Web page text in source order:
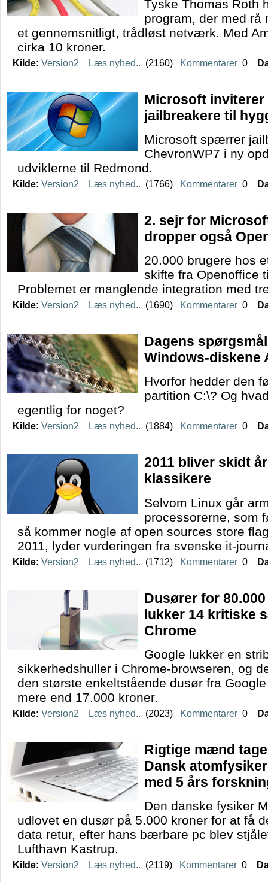
Tyske Thomas Roth
program, der med rå
et gennemsnitligt, trådløst netværk. Med
cirka 10 kroner.
Kilde: Version2 Læs nyhed.. (2160) Kommentarer 0
Microsoft inviterer
jailbreakere til
Microsoft spærrer
ChevronWP7 i ny
udviklerne til Redmond.
Kilde: Version2 Læs nyhed.. (1766) Kommentarer 0
2. sejr for
dropper også
20.000 brugere hos
skifte fra Openoffice
Problemet er manglende integration med
Kilde: Version2 Læs nyhed.. (1690) Kommentarer 0
Dagens
Windows-diskene
Hvorfor hedder den
partition C:\? Og
egentlig for noget?
Kilde: Version2 Læs nyhed.. (1884) Kommentarer 0
2011 bliver skidt
klassikere
Selvom Linux går
processorerne, som
så kommer nogle af open sources store
2011, lyder vurderingen fra svenske it-
Kilde: Version2 Læs nyhed.. (1712) Kommentarer 0
Dusører for
lukker 14 kritiske
Chrome
Google lukker en
sikkerhedshuller i Chrome-browseren, og
den største enkeltstående dusør fra
mere end 17.000 kroner.
Kilde: Version2 Læs nyhed.. (2023) Kommentarer 0
Rigtige mænd
Dansk
med 5 års
Den danske fysiker
udlovet en dusør på 5.000 kroner for at få
data retur, efter hans bærbare pc blev
Lufthavn Kastrup.
Kilde: Version2 Læs nyhed.. (2119) Kommentarer 0